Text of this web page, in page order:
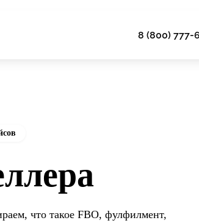
8 (800) 777-
что такое FBO, фулфилмент,